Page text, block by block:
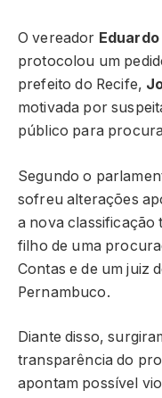
O vereador
protocolou um
prefeito do Recife,
motivada por
público para
Segundo o
sofreu alterações
a nova classificação
filho de uma
Contas e de um juiz
Pernambuco.
Diante disso,
transparência do
apontam possível